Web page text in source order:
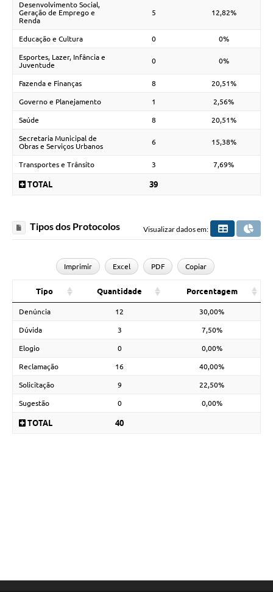
Desenvolvimento Social,
Geração de Emprego e
Renda
5 12,82%
Educação e Cultura 0 0%
Esportes, Lazer, Infância e
Juventude
0 0%
Fazenda e Finanças 8 20,51%
Governo e Planejamento 1 2,56%
Saúde 8 20,51%
Secretaria Municipal de
Obras e Serviços Urbanos
6 15,38%
Transportes e Trânsito 3 7,69%
TOTAL 39
Tipos dos Protocolos Visualizar dados em:
Imprimir Excel PDF Copiar
Tipo Quantidade Porcentagem
Denúncia 12 30,00%
Dúvida 3 7,50%
Elogio 0 0,00%
Reclamação 16 40,00%
Solicitação 9 22,50%
Sugestão 0 0,00%
TOTAL 40